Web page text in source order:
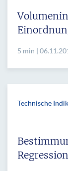
5 min |
Technische